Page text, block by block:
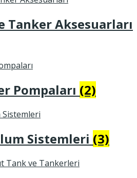
Tanker Aksesuarları
Pompaları (2)
Sistemleri (3)